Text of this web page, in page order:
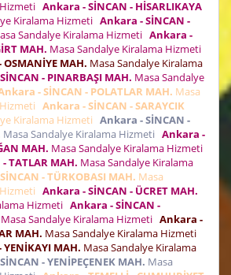
Ankara - SİNCAN - HİSARLIKAYA
Kiralama Hizmeti Ankara - SİNCAN -
Sandalye Kiralama Hizmeti Ankara -
MAH. Masa Sandalye Kiralama Hizmeti
MAH. Masa Sandalye Kiralama
- PINARBAŞI MAH. Masa Sandalye
- SİNCAN - POLATLAR MAH. Masa
Ankara - SİNCAN - SARAYCIK
Kiralama Hizmeti Ankara - SİNCAN -
Masa Sandalye Kiralama Hizmeti Ankara -
MAH. Masa Sandalye Kiralama Hizmeti
TATLAR MAH. Masa Sandalye Kiralama
- TÜRKOBASI MAH. Masa
Ankara - SİNCAN - ÜCRET MAH.
Hizmeti Ankara - SİNCAN -
Masa Sandalye Kiralama Hizmeti Ankara -
MAH. Masa Sandalye Kiralama Hizmeti
MAH. Masa Sandalye Kiralama
- YENİPEÇENEK MAH. Masa